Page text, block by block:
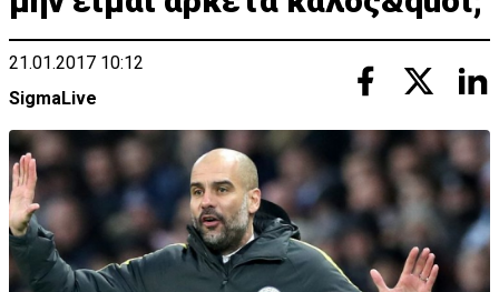
21.01.2017 10:12
SigmaLive